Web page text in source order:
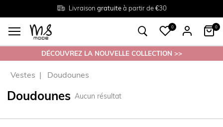
Livraison gratuiteà partir de €30
Tailles du38 au 54
Retourgratuit en magasin
0 0
DÉCOUVREZ LA NOUVELLE COLLECTION >>
Vestes Doudounes
Doudounes Aucun résultat